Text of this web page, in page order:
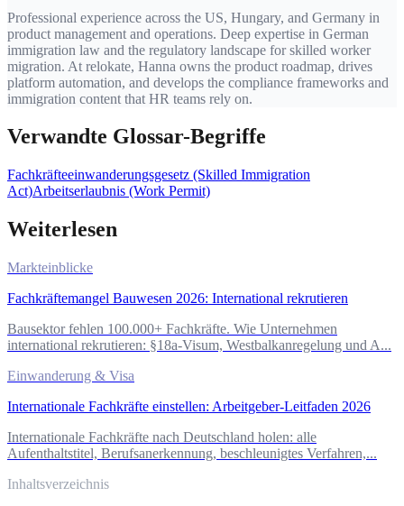
Professional experience across the US, Hungary, and Germany in
product management and operations. Deep expertise in German
immigration law and the regulatory landscape for skilled worker
migration. At relokate, Hanna owns the product roadmap, drives
platform automation, and develops the compliance frameworks and
immigration content that HR teams rely on.
Verwandte Glossar-Begriffe
Fachkräfteeinwanderungsgesetz (Skilled Immigration
Act)Arbeitserlaubnis (Work Permit)
Weiterlesen
Markteinblicke
Fachkräftemangel Bauwesen 2026: International rekrutieren
Bausektor fehlen 100.000+ Fachkräfte. Wie Unternehmen
international rekrutieren: §18a-Visum, Westbalkanregelung und A...
Einwanderung & Visa
Internationale Fachkräfte einstellen: Arbeitgeber-Leitfaden 2026
Internationale Fachkräfte nach Deutschland holen: alle
Aufenthaltstitel, Berufsanerkennung, beschleunigtes Verfahren,...
Inhaltsverzeichnis